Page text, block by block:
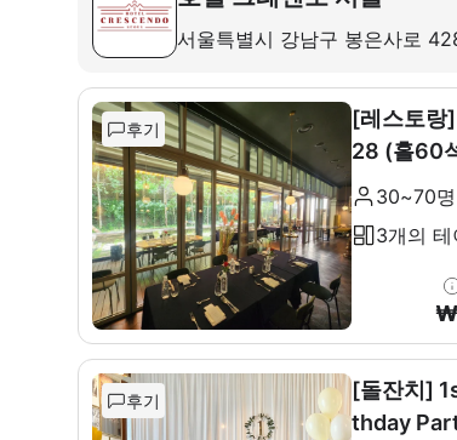
서울특별시 강남구 봉은사로
후기
[레스토랑
28 (홀60
10석)30~70명
3개의 테
₩
후기
[돌잔치]
thday